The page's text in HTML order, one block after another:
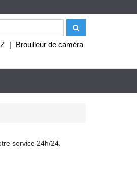
| Brouilleur de caméra
service 24h/24.